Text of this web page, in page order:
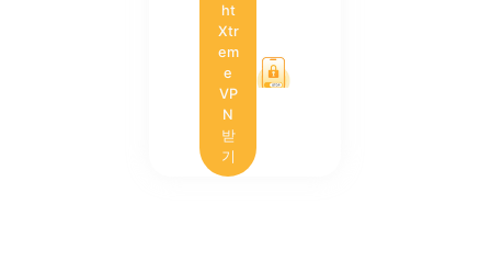
ht
Xtr
em
e
VP
N
받
기